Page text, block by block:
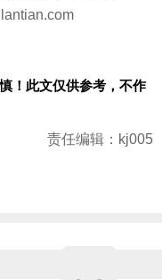
！此文仅供参考，不作
责任编辑：kj005